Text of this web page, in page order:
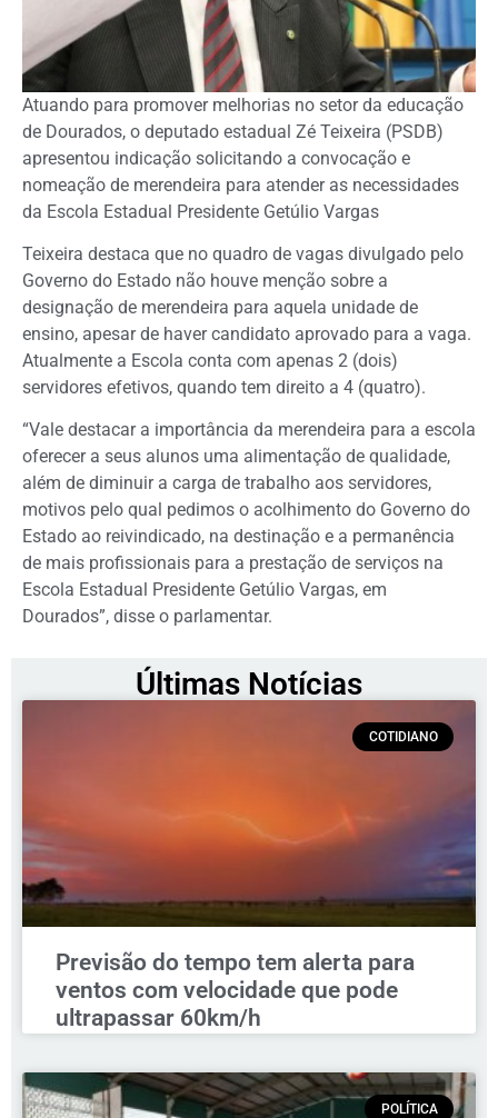
Atuando para promover melhorias no setor da educação
de Dourados, o deputado estadual Zé Teixeira (PSDB)
apresentou indicação solicitando a convocação e
nomeação de merendeira para atender as necessidades
da Escola Estadual Presidente Getúlio Vargas
Teixeira destaca que no quadro de vagas divulgado pelo
Governo do Estado não houve menção sobre a
designação de merendeira para aquela unidade de
ensino, apesar de haver candidato aprovado para a vaga.
Atualmente a Escola conta com apenas 2 (dois)
servidores efetivos, quando tem direito a 4 (quatro).
“Vale destacar a importância da merendeira para a escola
oferecer a seus alunos uma alimentação de qualidade,
além de diminuir a carga de trabalho aos servidores,
motivos pelo qual pedimos o acolhimento do Governo do
Estado ao reivindicado, na destinação e a permanência
de mais profissionais para a prestação de serviços na
Escola Estadual Presidente Getúlio Vargas, em
Dourados”, disse o parlamentar.
Últimas Notícias
COTIDIANO
Previsão do tempo tem alerta para
ventos com velocidade que pode
ultrapassar 60km/h
POLÍTICA